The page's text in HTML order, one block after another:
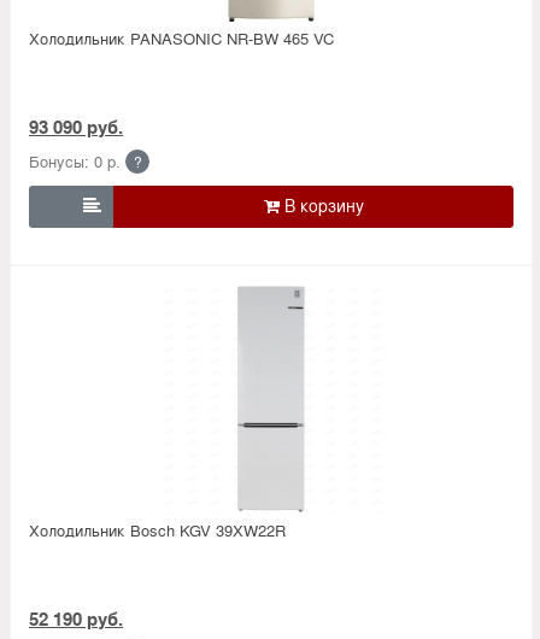
Холодильник PANASONIC NR-BW 465 VC
93 090 руб.
Бонусы: 0 р. ?

Холодильник Bosсh KGV 39XW22R
52 190 руб.